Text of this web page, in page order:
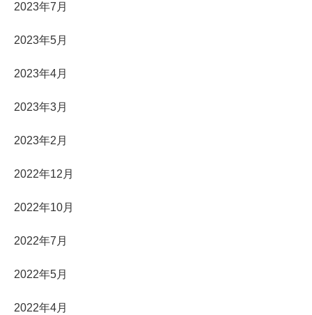
2023年7月
2023年5月
2023年4月
2023年3月
2023年2月
2022年12月
2022年10月
2022年7月
2022年5月
2022年4月